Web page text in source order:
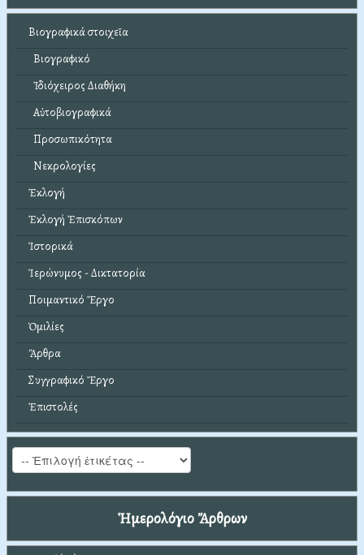
Βιογραφικά στοιχεῖα
Βιογραφικό
Ἰδιόχειρος Διαθήκη
Αὐτοβιογραφικά
Προσωπικότητα
Νεκρολογίες
Ἐκλογή
Ἐκλογή Ἐπισκόπων
Ἱστορικά
Ἱερώνυμος - Δικτατορία
Ποιμαντικό Ἔργο
Ὁμιλίες
Ἄρθρα
Συγγραφικό Ἔργο
Ἐπιστολές
Ἡμερολόγιο Ἄρθρων